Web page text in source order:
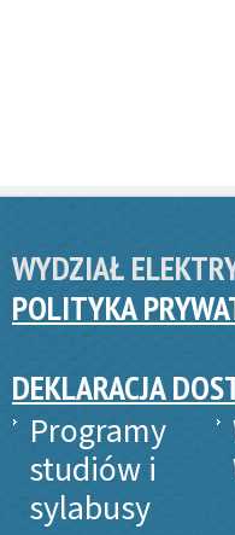
WYDZIAŁ
POLITYKA
DEKLARACJA
Programy
studiów i
sylabusy